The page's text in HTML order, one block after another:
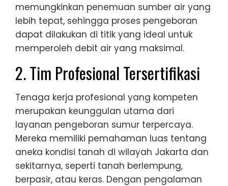
memungkinkan penemuan sumber air yang
lebih tepat, sehingga proses pengeboran
dapat dilakukan di titik yang ideal untuk
memperoleh debit air yang maksimal.
2. Tim Profesional Tersertifikasi
Tenaga kerja profesional yang kompeten
merupakan keunggulan utama dari
layanan pengeboran sumur terpercaya.
Mereka memiliki pemahaman luas tentang
aneka kondisi tanah di wilayah Jakarta dan
sekitarnya, seperti tanah berlempung,
berpasir, atau keras. Dengan pengalaman